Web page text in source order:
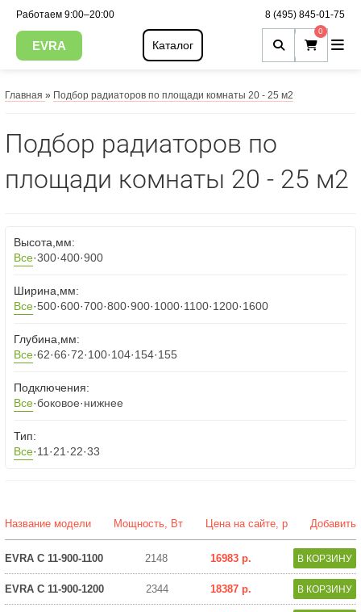
Работаем 9:00–20:00 8 (495) 845-01-75
EVRA Каталог
0
Главная » Подбор радиаторов по площади комнаты 20 - 25 м2
Подбор радиаторов по
площади комнаты 20 - 25 м2
Высота,мм:
Все·300·400·900
Ширина,мм:
Все·500·600·700·800·900·1000·1100·1200·1600
Глубина,мм:
Все·62·66·72·100·104·154·155
Подключения:
Все·боковое·нижнее
Тип:
Все·11 ·21 ·22·33
Название модели Мощность, Вт Цена на сайте, р Добавить
EVRA C 11-900-1100 2148 16983 р.
EVRA C 11-900-1200 2344 18387 р.